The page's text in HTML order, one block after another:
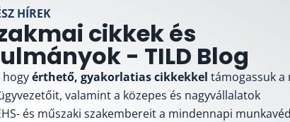
HÍREK
cikkek és
- TILD Blog
hogyérthető, gyakorlatias cikkekkel támogassuk a
valamint a közepes és nagyvállalatok
és műszaki szakembereit a mindennapi